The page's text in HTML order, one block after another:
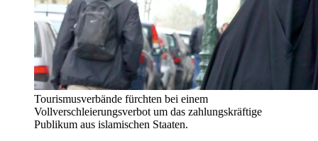
Tourismusverbände fürchten bei einem
Vollverschleierungsverbot um das zahlungskräftige
Publikum aus islamischen Staaten.